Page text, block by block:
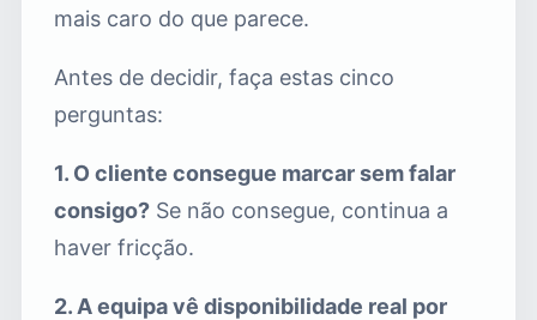
mais caro do que parece.
Antes de decidir, faça estas cinco
perguntas:
1. O cliente consegue marcar sem falar
consigo? Se não consegue, continua a
haver fricção.
2. A equipa vê disponibilidade real por